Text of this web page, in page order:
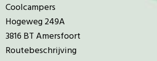
Coolcampers
Hogeweg 249A
3816 BT Amersfoort
Routebeschrijving